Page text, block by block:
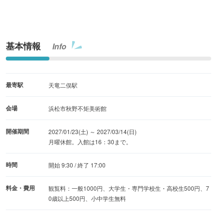
基本情報 Info
最寄駅 天竜二俣駅
会場 浜松市秋野不矩美術館
開催期間
2027/01/23(土) ～ 2027/03/14(日)
月曜休館。入館は16：30まで。
時間 開始 9:30 / 終了 17:00
料金・費用
観覧料：一般1000円、大学生・専門学校生・高校生500円、7
0歳以上500円、小中学生無料